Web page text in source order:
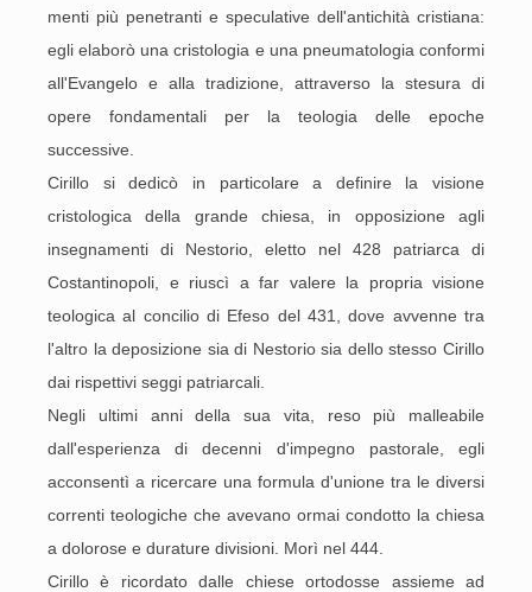
menti più penetranti e speculative dell'antichità cristiana:
egli elaborò una cristologia e una pneumatologia conformi
all'Evangelo e alla tradizione, attraverso la stesura di
opere fondamentali per la teologia delle epoche
successive.
Cirillo si dedicò in particolare a definire la visione
cristologica della grande chiesa, in opposizione agli
insegnamenti di Nestorio, eletto nel 428 patriarca di
Costantinopoli, e riuscì a far valere la propria visione
teologica al concilio di Efeso del 431, dove avvenne tra
l'altro la deposizione sia di Nestorio sia dello stesso Cirillo
dai rispettivi seggi patriarcali.
Negli ultimi anni della sua vita, reso più malleabile
dall'esperienza di decenni d'impegno pastorale, egli
acconsentì a ricercare una formula d'unione tra le diversi
correnti teologiche che avevano ormai condotto la chiesa
a dolorose e durature divisioni. Morì nel 444.
Cirillo è ricordato dalle chiese ortodosse assieme ad